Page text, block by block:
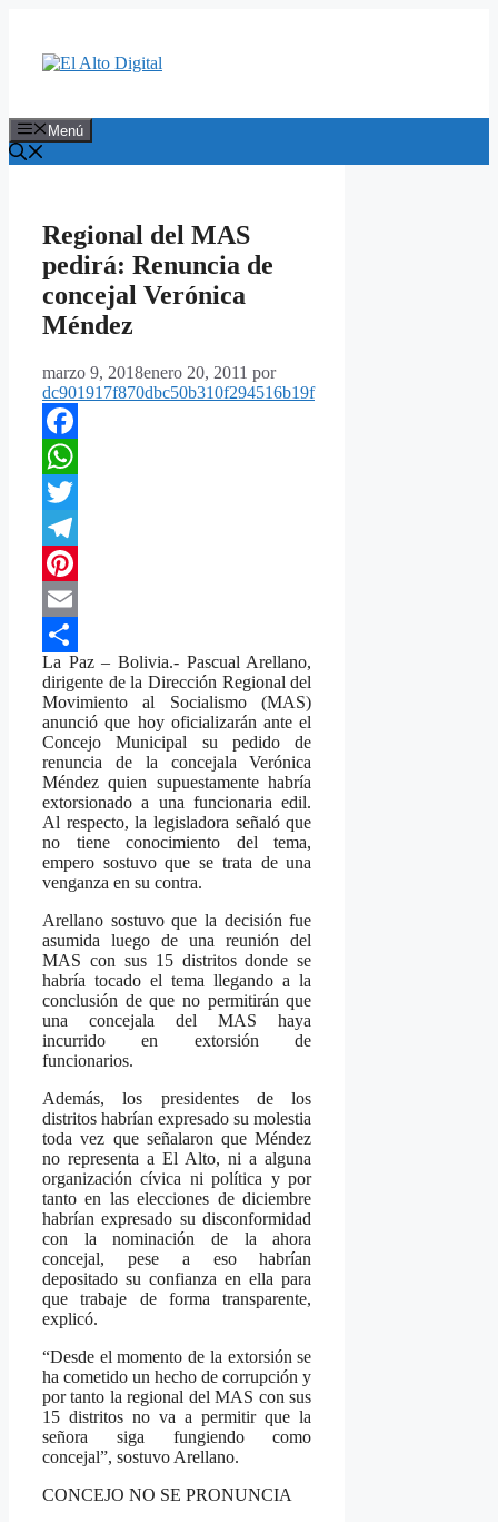
contenido
Menú
Regional del MAS
pedirá: Renuncia de
concejal Verónica
Méndez
marzo 9, 2018enero 20, 2011 por
dc901917f870dbc50b310f294516b19f
Facebook
WhatsApp
Twitter
Telegram
Pinterest
Email
Compartir
La Paz – Bolivia.- Pascual Arellano,
dirigente de la Dirección Regional del
Movimiento al Socialismo (MAS)
anunció que hoy oficializarán ante el
Concejo Municipal su pedido de
renuncia de la concejala Verónica
Méndez quien supuestamente habría
extorsionado a una funcionaria edil.
Al respecto, la legisladora señaló que
no tiene conocimiento del tema,
empero sostuvo que se trata de una
venganza en su contra.
Arellano sostuvo que la decisión fue
asumida luego de una reunión del
MAS con sus 15 distritos donde se
habría tocado el tema llegando a la
conclusión de que no permitirán que
una concejala del MAS haya
incurrido en extorsión de
funcionarios.
Además, los presidentes de los
distritos habrían expresado su molestia
toda vez que señalaron que Méndez
no representa a El Alto, ni a alguna
organización cívica ni política y por
tanto en las elecciones de diciembre
habrían expresado su disconformidad
con la nominación de la ahora
concejal, pese a eso habrían
depositado su confianza en ella para
que trabaje de forma transparente,
explicó.
“Desde el momento de la extorsión se
ha cometido un hecho de corrupción y
por tanto la regional del MAS con sus
15 distritos no va a permitir que la
señora siga fungiendo como
concejal”, sostuvo Arellano.
CONCEJO NO SE PRONUNCIA